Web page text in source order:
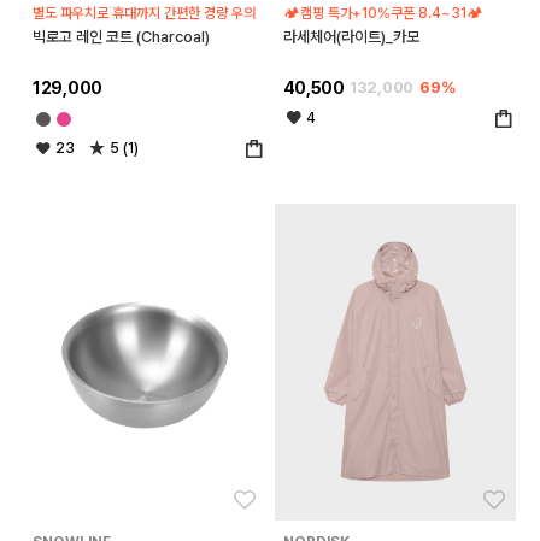
별도 파우치로 휴대까지 간편한 경량 우의
빅로고 레인 코트 (Charcoal)
129,000
23 5 (1)
🏕️캠핑 특가+10%쿠폰 8.4~31🏕️
라세체어(라이트)_카모
40,500 132,000 69%
4